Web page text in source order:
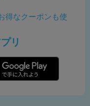
得なクーポンも使
リ